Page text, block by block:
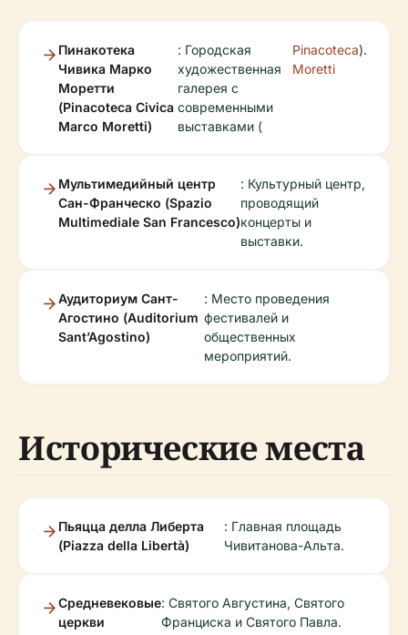
Пинакотека
Чивика Марко
Моретти
(Pinacoteca Civica
Marco Moretti)
: Городская
художественная
галерея с
современными
выставками (
Pinacoteca
Moretti
).
Мультимедийный центр
Сан-Франческо (Spazio
Multimediale San Francesco)
: Культурный центр,
проводящий
концерты и
выставки.
Аудиториум Сант-
Агостино (Auditorium
Sant’Agostino)
: Место проведения
фестивалей и
общественных
мероприятий.
Исторические места
Пьяцца делла Либерта
(Piazza della Libertà)
: Главная площадь
Чивитанова-Альта.
Средневековые
церкви
: Святого Августина, Святого
Франциска и Святого Павла.